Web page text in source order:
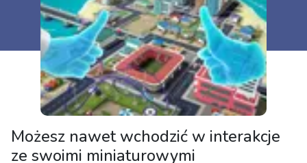
Możesz nawet wchodzić w interakcje
ze swoimi miniaturowymi